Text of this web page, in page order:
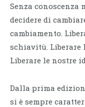
Senza conoscenza
decidere di
cambiamento.
schiavitù. Liberare
Liberare le nostre
Dalla prima
si è sempre